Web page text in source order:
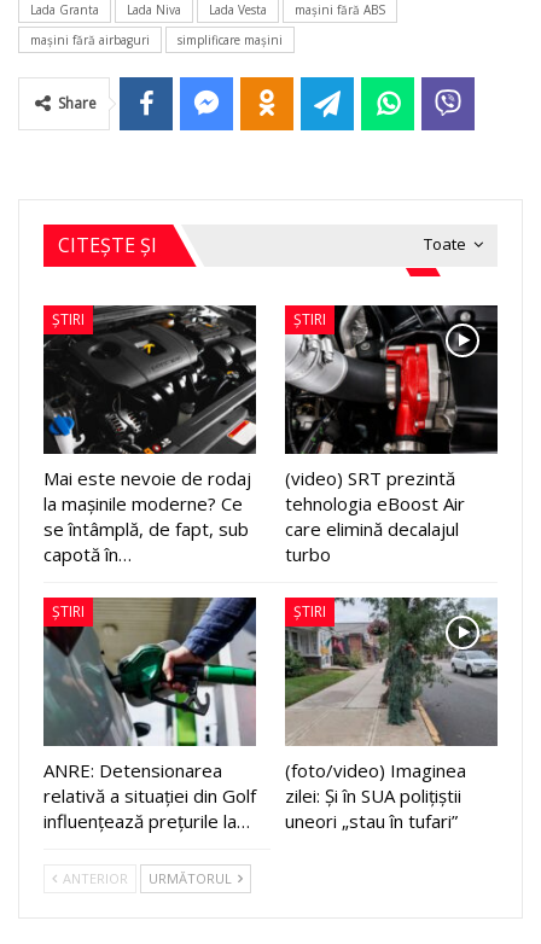
Lada Granta
Lada Niva Lada Vesta
maşini fără ABS
maşini fără airbaguri
simplificare maşini
Share
Toate
CITEȘTE ȘI
ȘTIRI
Mai este nevoie de rodaj
la mașinile moderne? Ce
se întâmplă, de fapt, sub
capotă în…
ȘTIRI
(video) SRT prezintă
tehnologia eBoost Air
care elimină decalajul
turbo
ȘTIRI
ANRE: Detensionarea
relativă a situației din Golf
influențează prețurile la…
ȘTIRI
(foto/video) Imaginea
zilei: Și în SUA polițiștii
uneori „stau în tufari”
ANTERIOR URMĂTORUL